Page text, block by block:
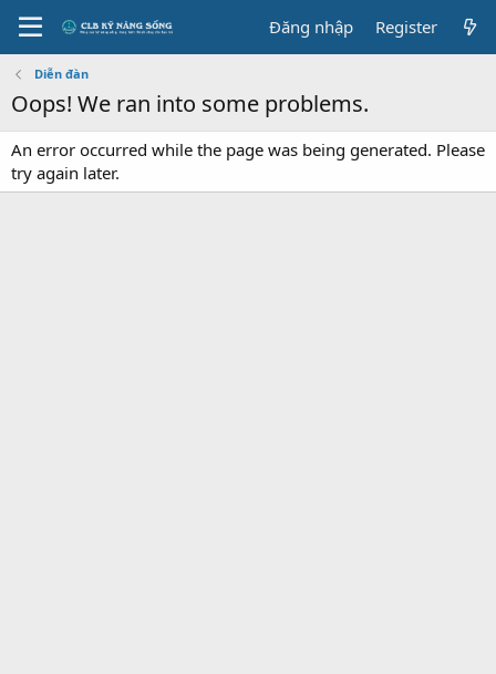
Đăng nhập Register
Diễn đàn
Oops! We ran into some problems.
An error occurred while the page was being generated. Please
try again later.